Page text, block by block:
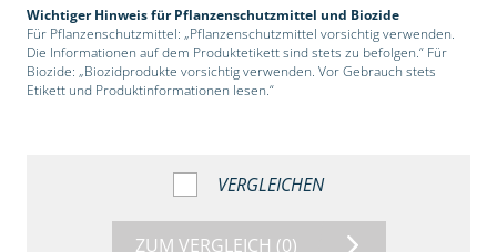
Wichtiger Hinweis für Pflanzenschutzmittel und Biozide
Für Pflanzenschutzmittel: „Pflanzenschutzmittel vorsichtig verwenden.
Die Informationen auf dem Produktetikett sind stets zu befolgen.“ Für
Biozide: „Biozidprodukte vorsichtig verwenden. Vor Gebrauch stets
Etikett und Produktinformationen lesen.“
VERGLEICHEN
ZUM VERGLEICH (0)